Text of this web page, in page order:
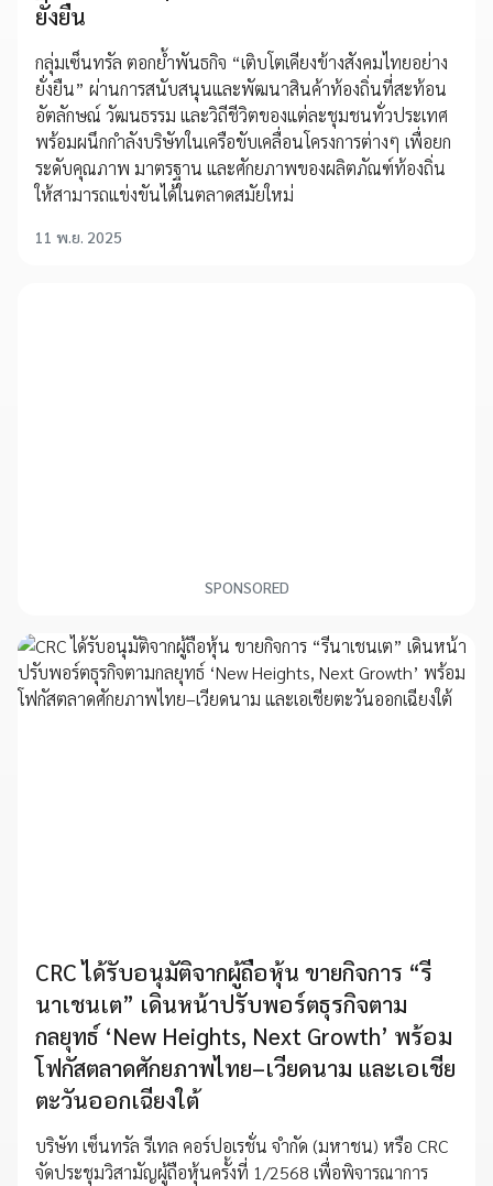
ยั่งยืน
กลุ่มเซ็นทรัล ตอกย้ำพันธกิจ “เติบโตเคียงข้างสังคมไทยอย่าง
ยั่งยืน” ผ่านการสนับสนุนและพัฒนาสินค้าท้องถิ่นที่สะท้อน
อัตลักษณ์ วัฒนธรรม และวิถีชีวิตของแต่ละชุมชนทั่วประเทศ
พร้อมผนึกกำลังบริษัทในเครือขับเคลื่อนโครงการต่างๆ เพื่อยก
ระดับคุณภาพ มาตรฐาน และศักยภาพของผลิตภัณฑ์ท้องถิ่น
ให้สามารถแข่งขันได้ในตลาดสมัยใหม่
11 พ.ย. 2025
SPONSORED
CRC ได้รับอนุมัติจากผู้ถือหุ้น ขายกิจการ “รี
นาเชนเต” เดินหน้าปรับพอร์ตธุรกิจตาม
กลยุทธ์ ‘New Heights, Next Growth’ พร้อม
โฟกัสตลาดศักยภาพไทย–เวียดนาม และเอเชีย
ตะวันออกเฉียงใต้
บริษัท เซ็นทรัล รีเทล คอร์ปอเรชั่น จำกัด (มหาชน) หรือ CRC
จัดประชุมวิสามัญผู้ถือหุ้นครั้งที่ 1/2568 เพื่อพิจารณาการ